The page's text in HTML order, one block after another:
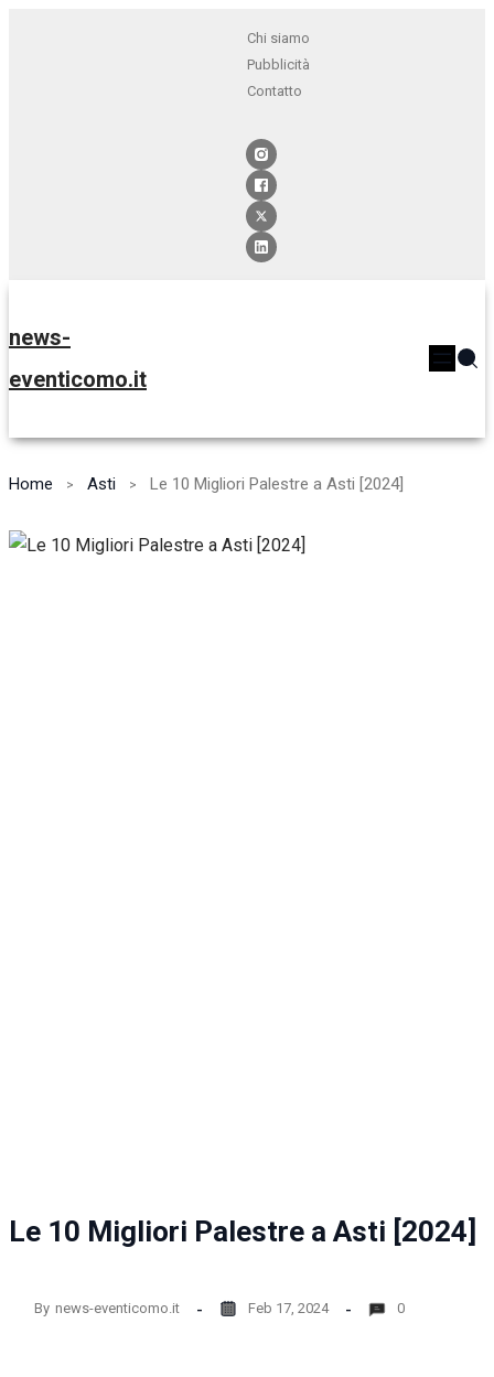
Chi siamo
Pubblicità
Contatto
news-
eventicomo.it
Home Asti Le 10 Migliori Palestre a Asti [2024]
Le 10 Migliori Palestre a Asti [2024]
By news-eventicomo.it Feb 17, 2024 0